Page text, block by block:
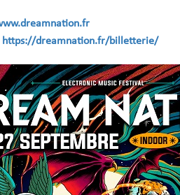
https://dreamnation.fr/billetterie/